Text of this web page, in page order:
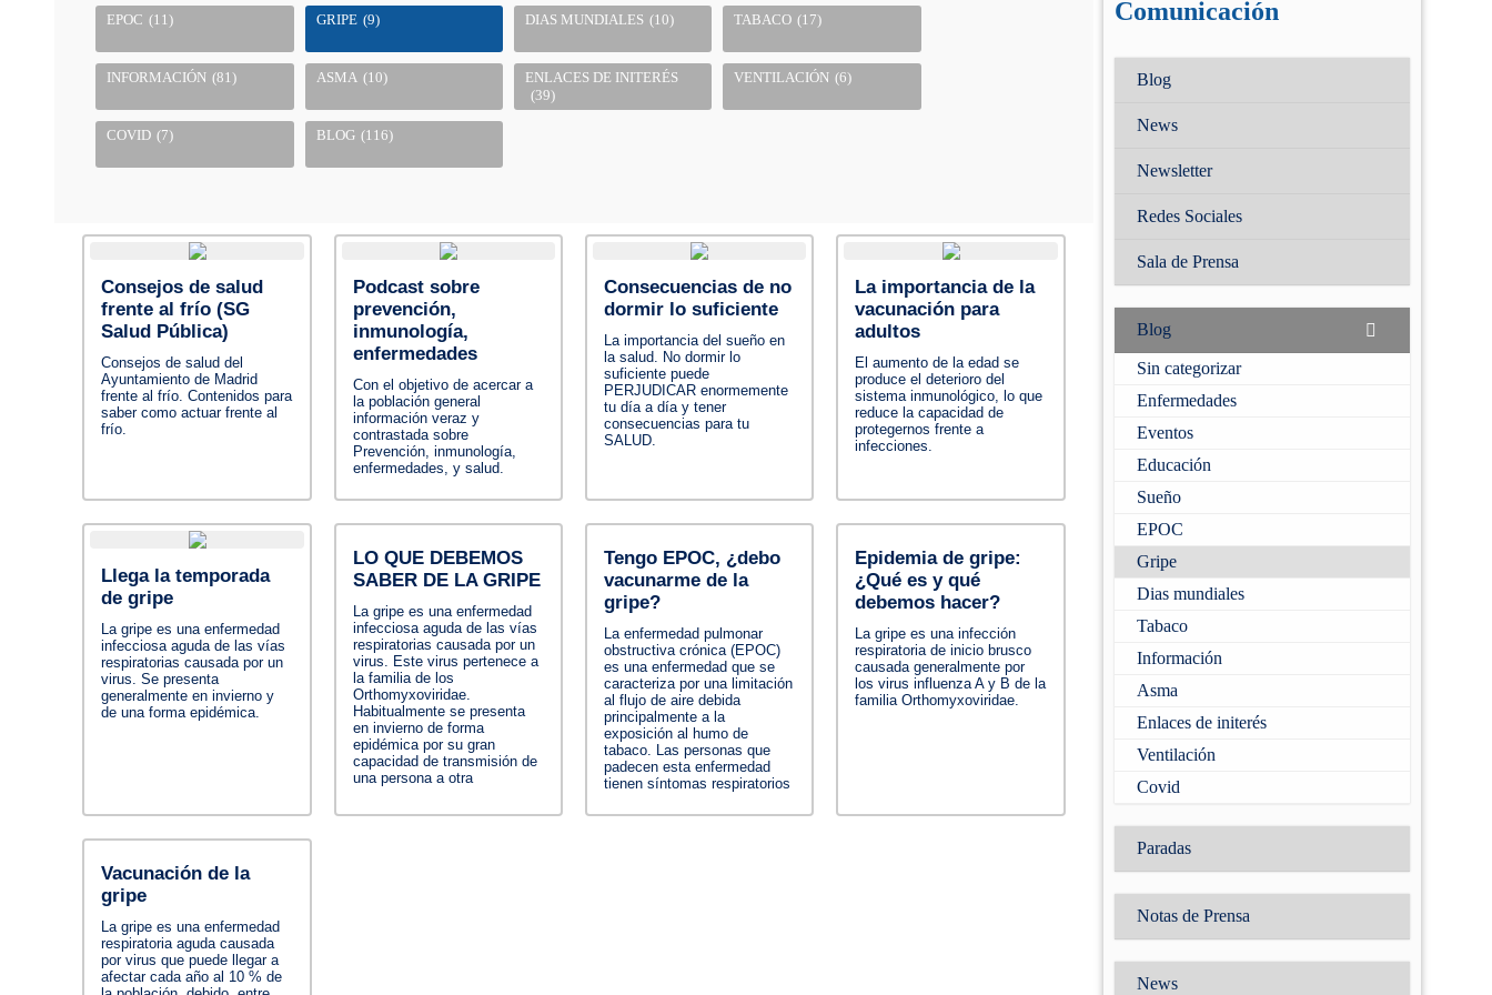
EPOC (11) GRIPE (9) DIAS MUNDIALES (10) TABACO (17)
INFORMACIÓN (81) ASMA (10)
ENLACES DE INITERÉS
(39)
VENTILACIÓN (6)
COVID (7) BLOG (116)
Consejos de salud
frente al frío (SG
Salud Pública)
Consejos de salud del
Ayuntamiento de Madrid
frente al frío. Contenidos para
saber como actuar frente al
frío.
Podcast sobre
prevención,
inmunología,
enfermedades
Con el objetivo de acercar a
la población general
información veraz y
contrastada sobre
Prevención, inmunología,
enfermedades, y salud.
Consecuencias de no
dormir lo suficiente
La importancia del sueño en
la salud. No dormir lo
suficiente puede
PERJUDICAR enormemente
tu día a día y tener
consecuencias para tu
SALUD.
La importancia de la
vacunación para
adultos
El aumento de la edad se
produce el deterioro del
sistema inmunológico, lo que
reduce la capacidad de
protegernos frente a
infecciones.
Llega la temporada
de gripe
La gripe es una enfermedad
infecciosa aguda de las vías
respiratorias causada por un
virus. Se presenta
generalmente en invierno y
de una forma epidémica.
LO QUE DEBEMOS
SABER DE LA GRIPE
La gripe es una enfermedad
infecciosa aguda de las vías
respiratorias causada por un
virus. Este virus pertenece a
la familia de los
Orthomyxoviridae.
Habitualmente se presenta
en invierno de forma
epidémica por su gran
capacidad de transmisión de
una persona a otra
Tengo EPOC, ¿debo
vacunarme de la
gripe?
La enfermedad pulmonar
obstructiva crónica (EPOC)
es una enfermedad que se
caracteriza por una limitación
al flujo de aire debida
principalmente a la
exposición al humo de
tabaco. Las personas que
padecen esta enfermedad
tienen síntomas respiratorios
Epidemia de gripe:
¿Qué es y qué
debemos hacer?
La gripe es una infección
respiratoria de inicio brusco
causada generalmente por
los virus influenza A y B de la
familia Orthomyxoviridae.
Vacunación de la
gripe
La gripe es una enfermedad
respiratoria aguda causada
por virus que puede llegar a
afectar cada año al 10 % de
Contraseña
Recuérdame
contraseña?
Comunicación
Blog
News
Newsletter
Redes Sociales
Sala de Prensa
Blog
Sin categorizar
Enfermedades
Eventos
Educación
Sueño
EPOC
Gripe
Dias mundiales
Tabaco
Información
Asma
Enlaces de initerés
Ventilación
Covid
Paradas
Notas de Prensa
News